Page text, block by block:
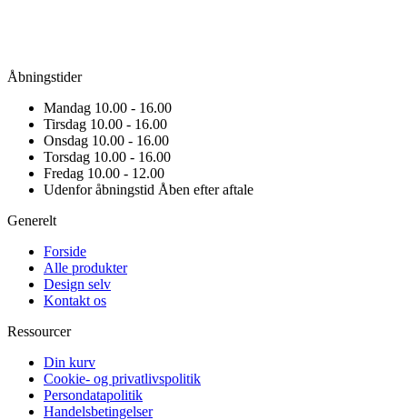
Åbningstider
Mandag 10.00 - 16.00
Tirsdag 10.00 - 16.00
Onsdag 10.00 - 16.00
Torsdag 10.00 - 16.00
Fredag 10.00 - 12.00
Udenfor åbningstid Åben efter aftale
Generelt
Forside
Alle produkter
Design selv
Kontakt os
Ressourcer
Din kurv
Cookie- og privatlivspolitik
Persondatapolitik
Handelsbetingelser